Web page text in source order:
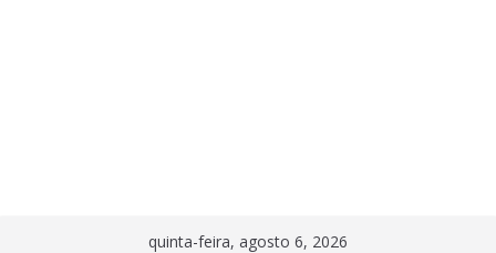
quinta-feira, agosto 6, 2026